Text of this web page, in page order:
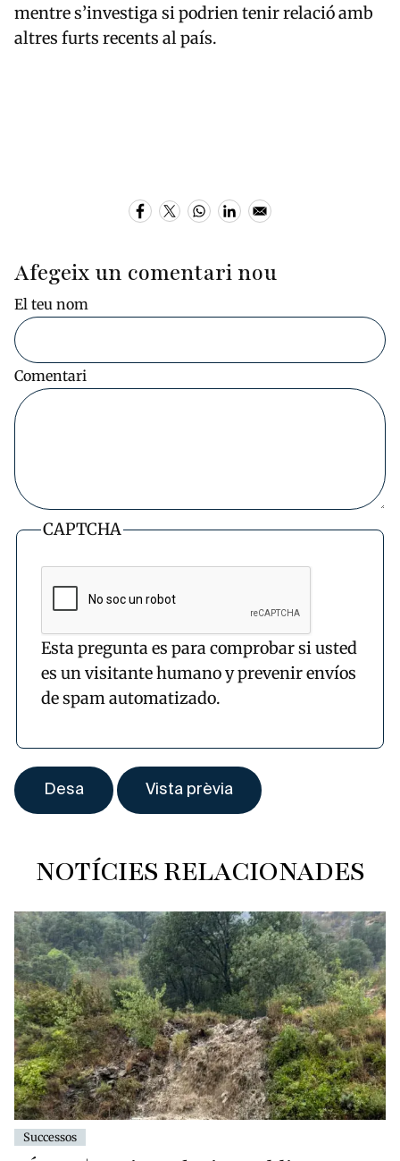
mentre s’investiga si podrien tenir relació amb
altres furts recents al país.
Afegeix un comentari nou
El teu nom
Comentari
CAPTCHA
Esta pregunta es para comprobar si usted
es un visitante humano y prevenir envíos
de spam automatizado.
NOTÍCIES RELACIONADES
Successos